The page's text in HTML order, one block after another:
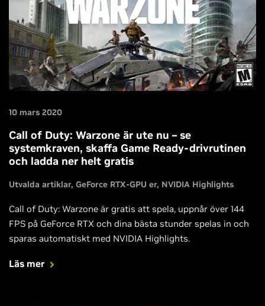
10 mars 2020
Call of Duty: Warzone är ute nu – se
systemkraven, skaffa Game Ready-drivrutinen
och ladda ner helt gratis
Utvalda artiklar GeForce RTX-GPU er NVIDIA Highlights
Call of Duty: Warzone är gratis att spela, uppnår över 144
FPS på GeForce RTX och dina bästa stunder spelas in och
sparas automatiskt med NVIDIA Highlights.
Läs mer